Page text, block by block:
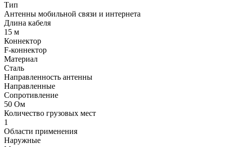
Тип
Антенны мобильной связи и интернета
Длина кабеля
15 м
Коннектор
F-коннектор
Материал
Сталь
Направленность антенны
Направленные
Сопротивление
50 Ом
Количество грузовых мест
1
Области применения
Наружные